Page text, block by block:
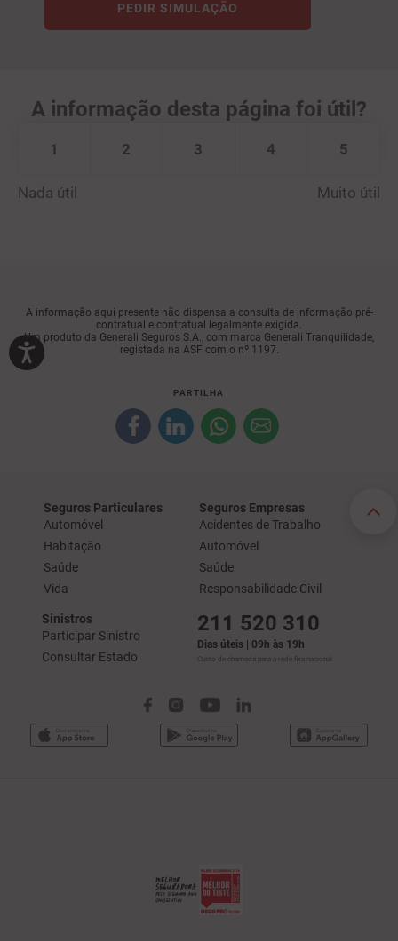
PEDIR SIMULAÇÃO
A informação desta página foi útil?
Nada útil
1 2 3 4 5
Muito útil
A informação aqui presente não dispensa a consulta de informação pré-
contratual e contratual legalmente exigida.
Um produto da Generali Seguros S.A., com marca Generali Tranquilidade,
registada na ASF com o nº 1197.
PARTILHA
Seguros Particulares
Automóvel
Habitação
Saúde
Vida
Seguros Empresas
Acidentes de Trabalho
Automóvel
Saúde
Responsabilidade Civil
Sinistros
Participar Sinistro
Consultar Estado
211 520 310
Dias úteis | 09h às 19h
Custo de chamada para a rede fixa nacional